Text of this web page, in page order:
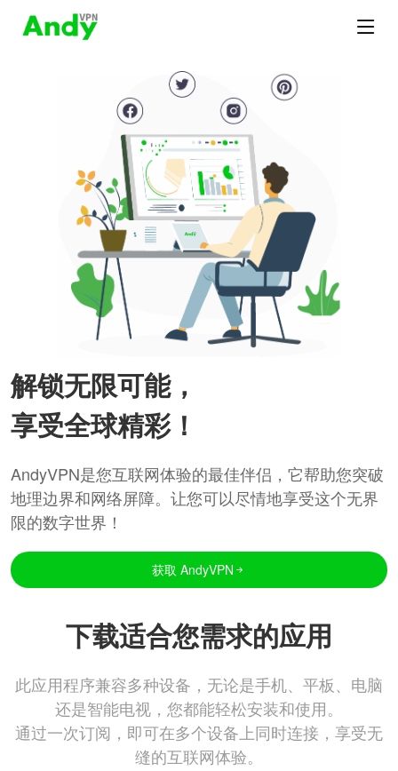
解锁无限可能，
享受全球精彩！
AndyVPN是您互联网体验的最佳伴侣，它帮助您突破
地理边界和网络屏障。让您可以尽情地享受这个无界
限的数字世界！
获取 AndyVPN
下载适合您需求的应用
此应用程序兼容多种设备，无论是手机、平板、电脑
还是智能电视，您都能轻松安装和使用。
通过一次订阅，即可在多个设备上同时连接，享受无
缝的互联网体验。